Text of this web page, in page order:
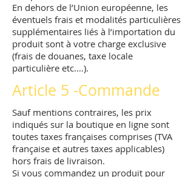
En dehors de l’Union européenne, les
éventuels frais et modalités particulières
supplémentaires liés à l’importation du
produit sont à votre charge exclusive
(frais de douanes, taxe locale
particulière etc.…).
Article 5 -Commande
Sauf mentions contraires, les prix
indiqués sur la boutique en ligne sont
toutes taxes françaises comprises (TVA
française et autres taxes applicables)
hors frais de livraison.
Si vous commandez un produit pour